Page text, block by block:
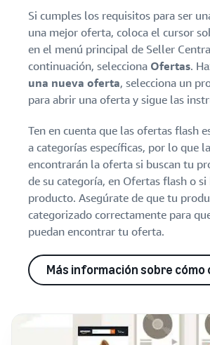
Si cumples los requisitos para ser
una mejor oferta, coloca el cursor
en el menú principal de Seller
continuación, selecciona Ofertas.
una nueva oferta, selecciona un
para abrir una oferta y sigue las
Ten en cuenta que las ofertas flash
a categorías específicas, por lo que
encontrarán la oferta si buscan tu
de su categoría, en Ofertas flash o si
producto. Asegúrate de que tu
categorizado correctamente para
puedan encontrar tu oferta.
Más información sobre